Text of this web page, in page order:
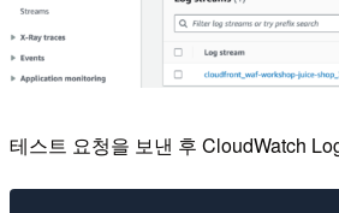
테스트 요청을 보낸 후 CloudWatch